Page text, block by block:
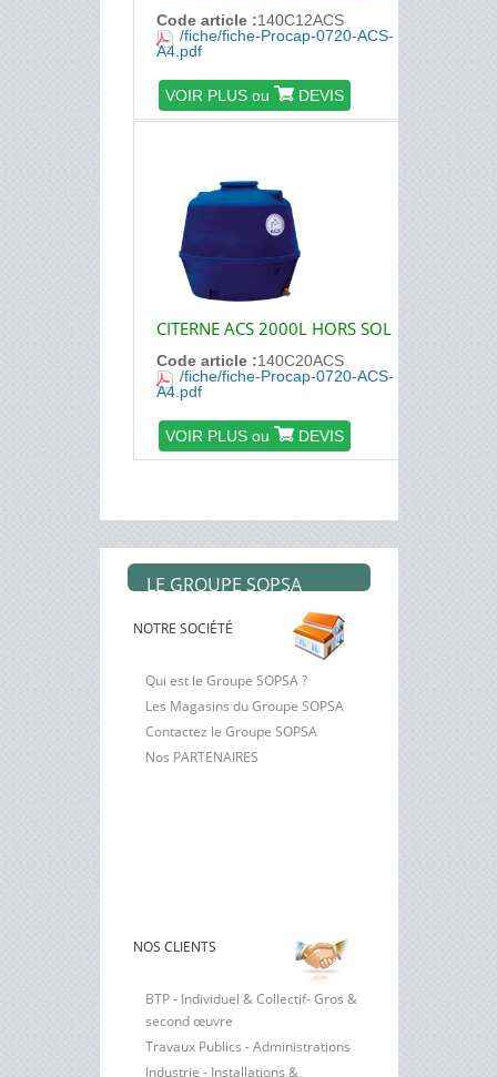
Code article :140C12ACS
/fiche/fiche-Procap-0720-ACS-
A4.pdf
VOIR PLUS ou DEVIS
CITERNE ACS 2000L HORS SOL
Code article :140C20ACS
/fiche/fiche-Procap-0720-ACS-
A4.pdf
VOIR PLUS ou DEVIS
LE GROUPE SOPSA
NOTRE SOCIÉTÉ
Qui est le Groupe SOPSA ?
Les Magasins du Groupe SOPSA
Contactez le Groupe SOPSA
Nos PARTENAIRES
NOS CLIENTS
BTP - Individuel & Collectif- Gros &
second œuvre
Travaux Publics - Administrations
Industrie - Installations &